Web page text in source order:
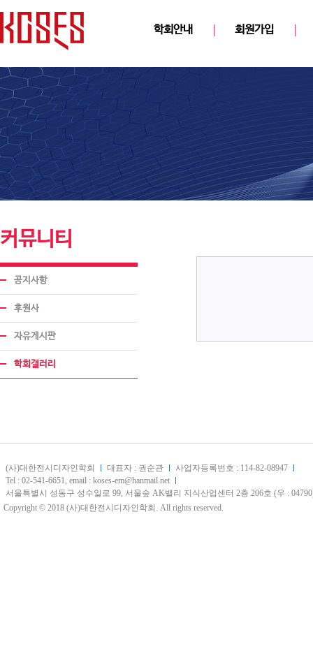
학회안내 회원가입
커뮤니티
공지사항
후원사
자유게시판
학회갤러리
(사)대한전시디자인학회 대표자 : 권순관
사업자등록번호 : 114-82-08947
Tel : 02-541-6651, email : koses-em@hanmail.net
서울특별시 성동구 성수일로 99, 서울숲 AK밸리 지식산업센터 2층 206호 (우 :
Copyright © 2018 (사)대한전시디자인학회. All rights reserved.